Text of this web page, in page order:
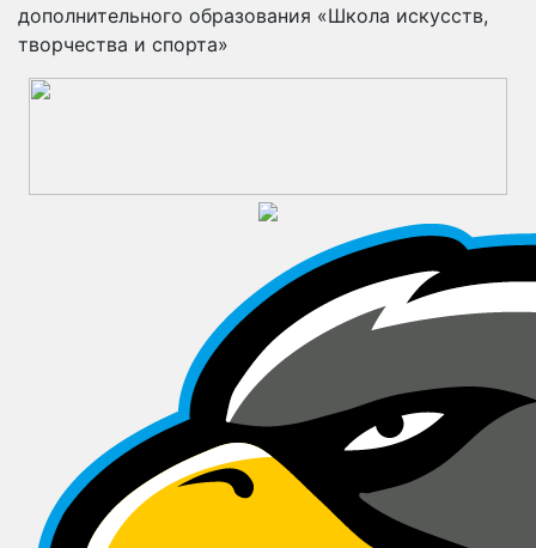
дополнительного образования «Школа искусств,
творчества и спорта»